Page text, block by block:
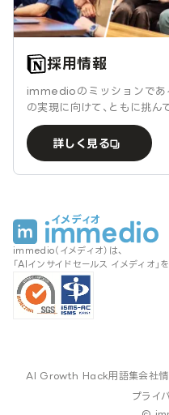
採用情報
immedioのミッションであ
の実現に向けて、ともに挑ん
詳しく見る
immedio（イメディオ）は、
「AIインサイドセールス イメディオ」
AI Growth Hack用語集会社
プライ